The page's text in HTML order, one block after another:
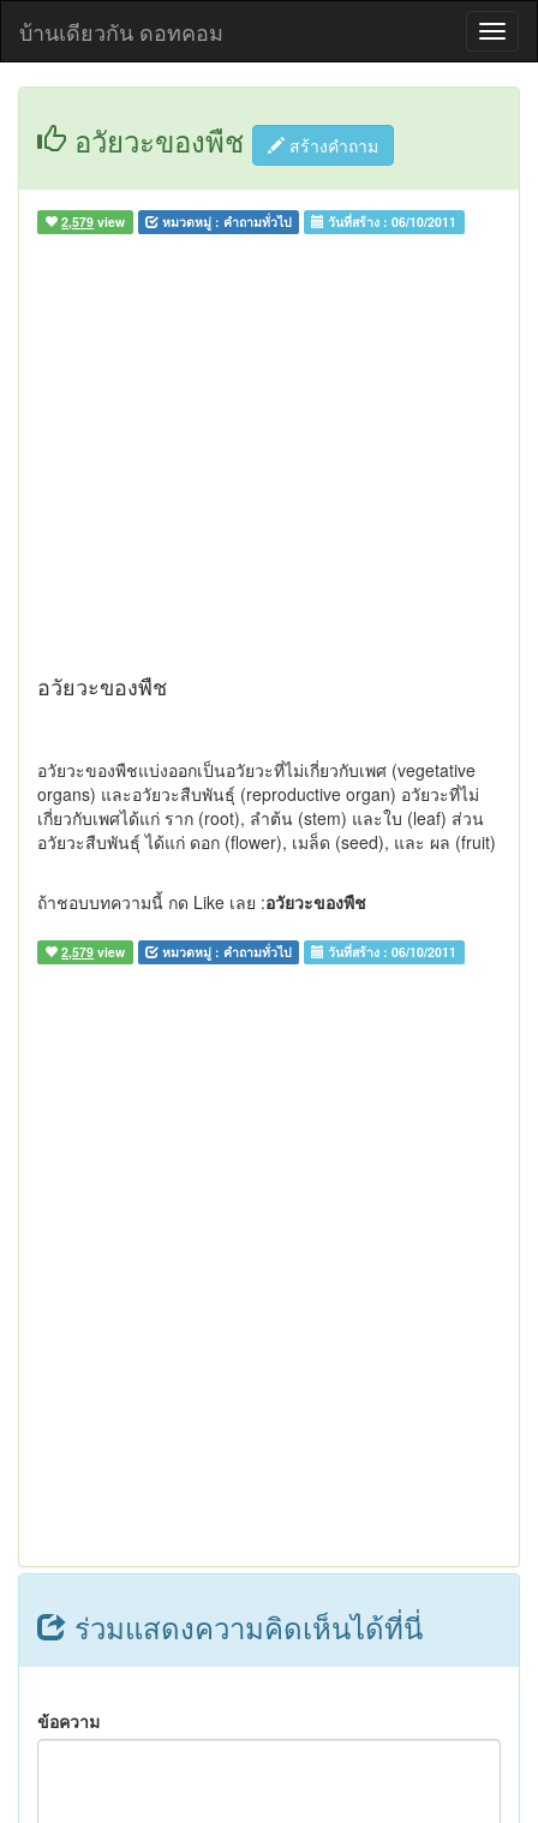
บ้านเดียวกัน ดอทคอม
อวัยวะของพืช สร้างคำถาม
2,579 view หมวดหมู่ : คำถามทั่วไป วันที่สร้าง :06/10/2011
อวัยวะของพืช
อวัยวะของพืชแบ่งออกเป็นอวัยวะที่ไม่เกี่ยวกับเพศ (vegetative
organs) และอวัยวะสืบพันธุ์ (reproductive organ) อวัยวะที่ไม่
เกี่ยวกับเพศได้แก่ ราก (root), ลำต้น (stem) และใบ (leaf) ส่วน
อวัยวะสืบพันธุ์ ได้แก่ ดอก (flower), เมล็ด (seed), และ ผล (fruit)
ถ้าชอบบทความนี้ กด Like เลย :อวัยวะของพืช
2,579 view หมวดหมู่ : คำถามทั่วไป วันที่สร้าง :06/10/2011
ร่วมแสดงความคิดเห็นได้ที่นี่
ข้อความ